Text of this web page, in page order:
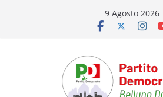
9 Agosto 2026